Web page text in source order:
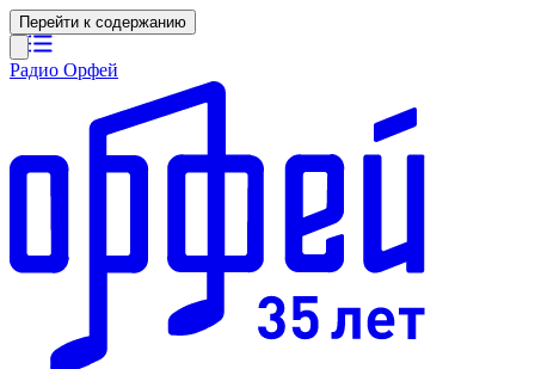
Перейти к содержанию
Радио Орфей